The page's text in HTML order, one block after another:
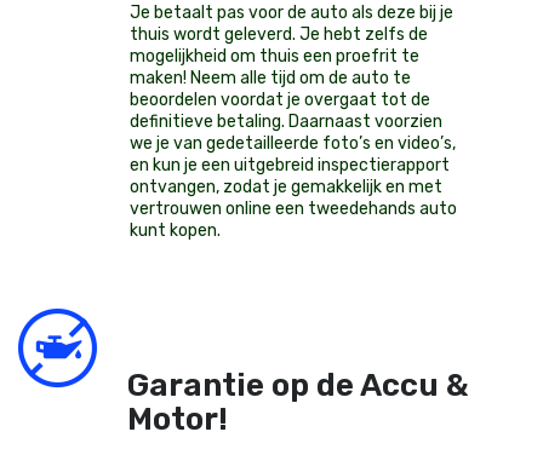
Je betaalt pas voor de auto als deze bij je
thuis wordt geleverd. Je hebt zelfs de
mogelijkheid om thuis een proefrit te
maken! Neem alle tijd om de auto te
beoordelen voordat je overgaat tot de
definitieve betaling. Daarnaast voorzien
we je van gedetailleerde foto’s en video’s,
en kun je een uitgebreid inspectierapport
ontvangen, zodat je gemakkelijk en met
vertrouwen online een tweedehands auto
kunt kopen.
Garantie op de Accu &
Motor!